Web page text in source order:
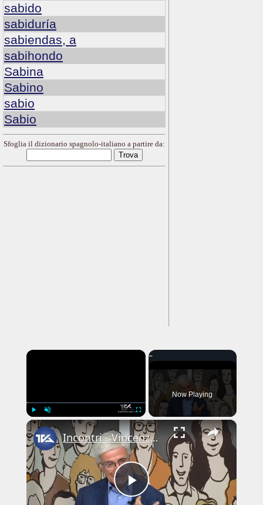
sabido
sabiduría
sabiendas, a
sabihondo
Sabina
Sabino
sabio
Sabio
Sfoglia il dizionario spagnolo-italiano a partire da:
×
Play Fullscreen
Now Playing
×
Play
Incontri - Vincenzo Calambrogio